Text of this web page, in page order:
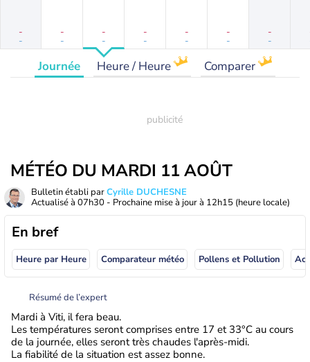
-
-
-
-
-
-
-
-
-
-
-
-
-
-
Journée Heure / Heure Comparer
MÉTÉO DU MARDI 11 AOÛT
Bulletin établi parCyrille DUCHESNE
Actualisé à 07h30 - Prochaine mise à jour à 12h15 (heure locale)
En bref
Heure par Heure Comparateur météo Pollens et Pollution
Résumé de l’expert
Mardi à Viti, il fera beau.
Les températures seront comprises entre 17 et 33°C au cours
de la journée, elles seront très chaudes l'après-midi.
La fiabilité de la situation est assez bonne.